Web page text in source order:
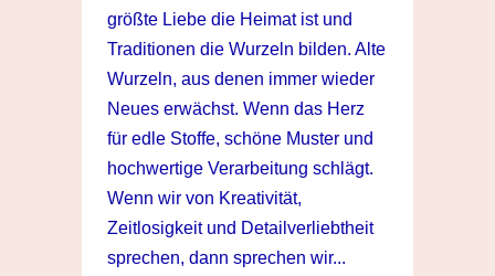
größte Liebe die Heimat ist und
Traditionen die Wurzeln bilden. Alte
Wurzeln, aus denen immer wieder
Neues erwächst. Wenn das Herz
für edle Stoffe, schöne Muster und
hochwertige Verarbeitung schlägt.
Wenn wir von Kreativität,
Zeitlosigkeit und Detailverliebtheit
sprechen, dann sprechen wir...